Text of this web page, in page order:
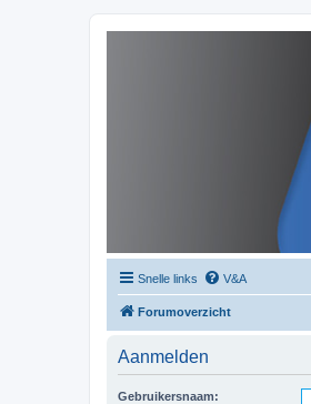
Snelle links V&A
Forumoverzicht
Aanmelden
Gebruikersnaam: